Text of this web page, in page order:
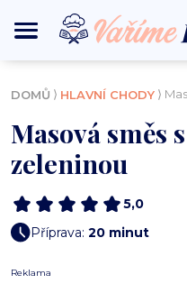
DOMŮ ⟩ HLAVNÍ CHODY ⟩
Masová směs
zeleninou
5,0
Příprava: 20 minut
Reklama